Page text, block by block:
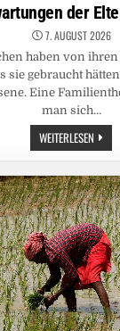
der
7. AUGUST 2026
haben von
sie gebraucht
Eine
man sich…
WEITERLESEN
ZU
DEN
WIRD
UM
DIE
DER
ZU